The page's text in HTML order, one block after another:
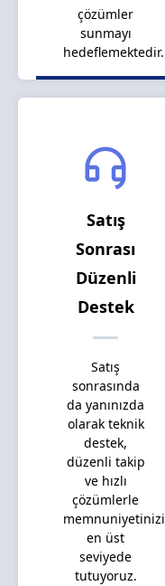
çözümler
sunmayı
hedeflemektedir.
Satış
Sonrası
Düzenli
Destek
Satış
sonrasında
da yanınızda
olarak teknik
destek,
düzenli takip
ve hızlı
çözümlerle
memnuniyetinizi
en üst
seviyede
tutuyoruz.